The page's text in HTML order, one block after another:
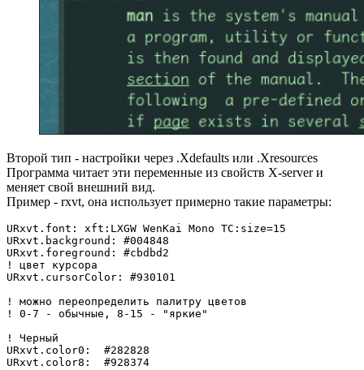
Второй тип - настройки через .Xdefaults или .Xresources
Программа читает эти переменные из свойств X-server и
меняет свой внешний вид.
Пример - rxvt, она использует примерно такие параметры:
URxvt.font: xft:LXGW WenKai Mono TC:size=15
URxvt.background: #004848
URxvt.foreground: #cbdbd2
! цвет курсора
URxvt.cursorColor: #930101
! можно переопределить палитру цветов
! 0-7 - обычные, 8-15 - "яркие"
! Черный
URxvt.color0:  #282828
URxvt.color8:  #928374